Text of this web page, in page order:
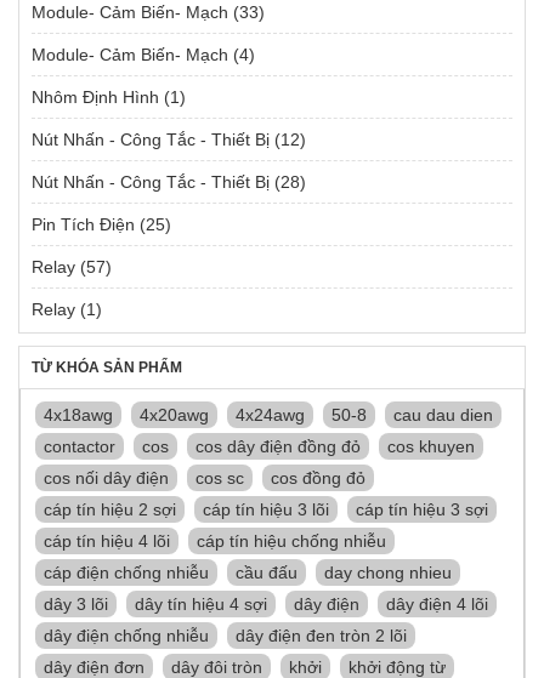
Module- Cảm Biến- Mạch (33)
Module- Cảm Biến- Mạch (4)
Nhôm Định Hình (1)
Nút Nhấn - Công Tắc - Thiết Bị (12)
Nút Nhấn - Công Tắc - Thiết Bị (28)
Pin Tích Điện (25)
Relay (57)
Relay (1)
TỪ KHÓA SẢN PHẨM
4x18awg 4x20awg 4x24awg 50-8
cau dau dien
contactor
cos cos dây điện đồng đỏ
cos khuyen
cos nối dây điện
cos sc
cos đồng đỏ
cáp tín hiệu 2 sợi
cáp tín hiệu 3 lõi
cáp tín hiệu 3 sợi
cáp tín hiệu 4 lõi
cáp tín hiệu chống nhiễu
cáp điện chống nhiễu
cầu đấu
day chong nhieu
dây 3 lõi
dây tín hiệu 4 sợi dây điện
dây điện 4 lõi
dây điện chống nhiễu
dây điện đen tròn 2 lõi
dây điện đơn
dây đôi tròn khởi
khởi động từ